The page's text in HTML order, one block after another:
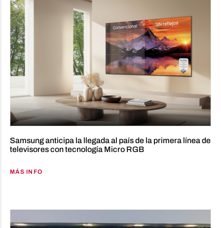
Samsung anticipa la llegada al país de la primera línea de
televisores con tecnología Micro RGB
MÁS INFO